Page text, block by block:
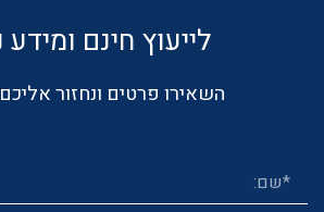
לייעוץ חינם ומידע
השאירו פרטים ונחזור